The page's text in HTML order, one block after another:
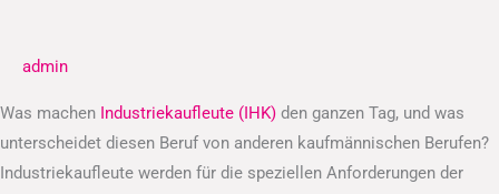
admin
Was machen Industriekaufleute (IHK) den ganzen Tag, und was
unterscheidet diesen Beruf von anderen kaufmännischen Berufen?
Industriekaufleute werden für die speziellen Anforderungen der